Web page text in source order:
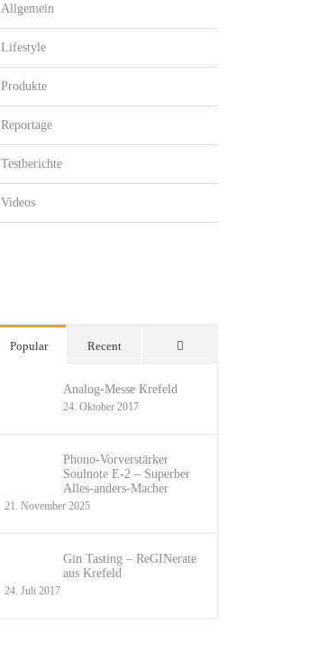
Allgemein
Lifestyle
Produkte
Reportage
Testberichte
Videos
Popular Recent Comments
Analog-Messe Krefeld
24. Oktober 2017
Phono-Vorverstärker
Soulnote E-2 – Superber
Alles-anders-Macher
21. November 2025
Gin Tasting – ReGINerate
aus Krefeld
24. Juli 2017